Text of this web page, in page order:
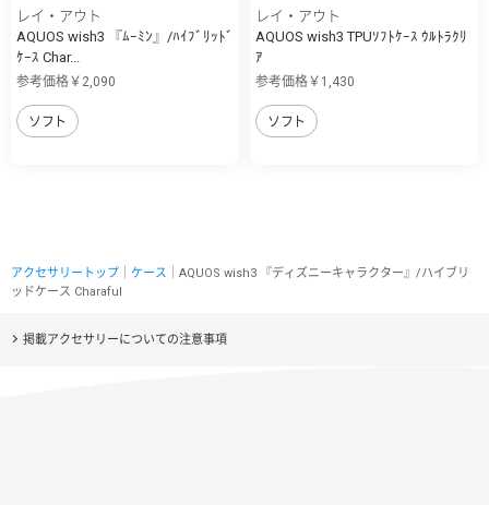
レイ・アウト
AQUOS wish3 『ﾑｰﾐﾝ』/ﾊｲﾌﾞﾘｯﾄﾞ
ｹｰｽ Char...
参考価格￥2,090
ソフト
レイ・アウト
AQUOS wish3 TPUｿﾌﾄｹｰｽ ｳﾙﾄﾗｸﾘ
ｱ
参考価格￥1,430
ソフト
アクセサリートップ ケース ｜AQUOS wish3 『ディズニーキャラクター』/ハイブリ
ッドケース Charaful
掲載アクセサリーについての注意事項